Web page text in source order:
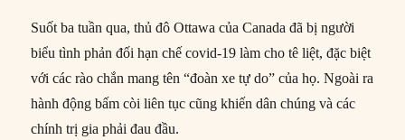
Suốt ba tuần qua, thủ đô Ottawa của Canada đã bị người
biểu tình phản đối hạn chế covid-19 làm cho tê liệt, đặc biệt
với các rào chắn mang tên “đoàn xe tự do” của họ. Ngoài ra
hành động bấm còi liên tục cũng khiến dân chúng và các
chính trị gia phải đau đầu.